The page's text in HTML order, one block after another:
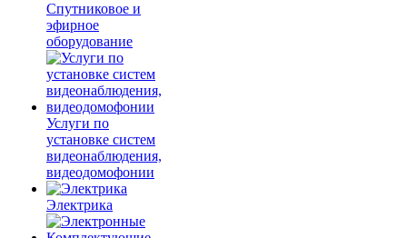
Спутниковое и
эфирное
оборудование
Услуги по
установке систем
видеонаблюдения,
видеодомофонии
Электрика